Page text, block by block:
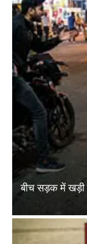
बीच सड़क में खड़ी